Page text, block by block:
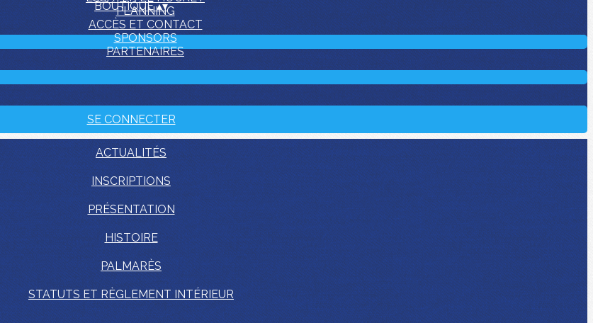
PLANNING
ACCÈS ET CONTACT
SPONSORS
PARTENAIRES
BOUTIQUE▴▾
SE CONNECTER
ACTUALITÉS
INSCRIPTIONS
PRÉSENTATION
HISTOIRE
PALMARÈS
STATUTS ET RÈGLEMENT INTÉRIEUR